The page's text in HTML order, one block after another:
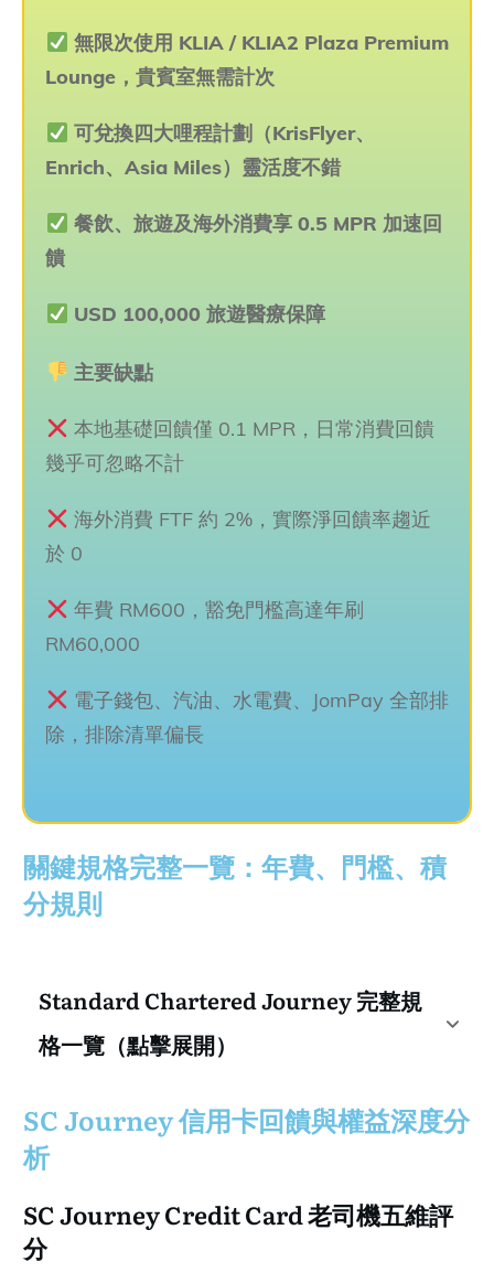
無限次使用 KLIA / KLIA2 Plaza Premium
Lounge，貴賓室無需計次
可兌換四大哩程計劃（KrisFlyer、
Enrich、Asia Miles）靈活度不錯
餐飲、旅遊及海外消費享 0.5 MPR 加速回
饋
USD 100,000 旅遊醫療保障
主要缺點
本地基礎回饋僅 0.1 MPR，日常消費回饋
幾乎可忽略不計
海外消費 FTF 約 2%，實際淨回饋率趨近
於 0
年費 RM600，豁免門檻高達年刷
RM60,000
電子錢包、汽油、水電費、JomPay 全部排
除，排除清單偏長
關鍵規格完整一覽：年費、門檻、積
分規則
Standard Chartered Journey 完整規
格一覽（點擊展開）
SC Journey 信用卡回饋與權益深度分
析
SC Journey Credit Card 老司機五維評
分